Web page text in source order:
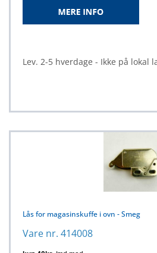
Lev. 2-5 hverdage - Ikke på lokal
Lås for magasinskuffe i ovn - Smeg
Vare nr. 414008